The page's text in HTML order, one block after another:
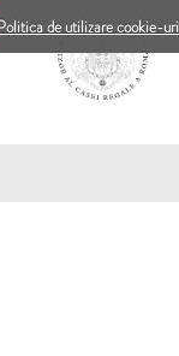
de utilizare cookie-uri